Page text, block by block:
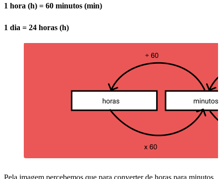
1 hora (h) = 60 minutos (min)
1 dia = 24 horas (h)
Pela imagem percebemos que para converter de horas para minutos,